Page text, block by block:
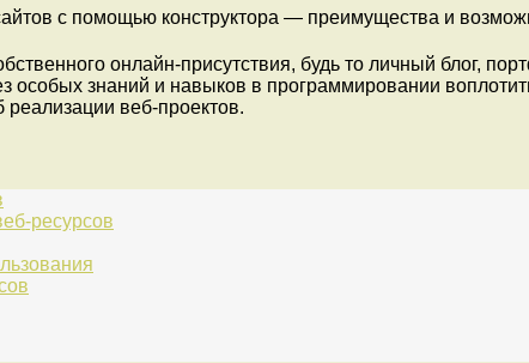
онлайн-присутствия, будь то личный блог,
особых знаний и навыков в программировании
веб-проектов.
ресурсов